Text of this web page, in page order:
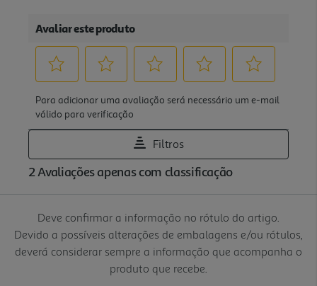
Deve confirmar a informação no rótulo do artigo.
Devido a possíveis alterações de embalagens e/ou rótulos,
deverá considerar sempre a informação que acompanha o
produto que recebe.